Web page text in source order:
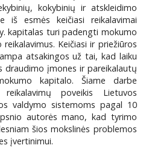
kokybinių ir atskleidimo
iš esmės keičiasi reikalavimai
kapitalas turi padengti mokumo
Keičiasi ir priežiūros
atsakingos už tai, kad laiku
įmones ir pareikalautų
kapitalo. Šiame darbe
poveikis Lietuvos
valdymo sistemoms pagal 10
autorės mano, kad tyrimo
šios mokslinės problemos
įvertinimui.